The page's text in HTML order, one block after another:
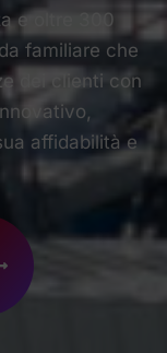
e oltre 300
familiare che
dei clienti con
affidabilità e